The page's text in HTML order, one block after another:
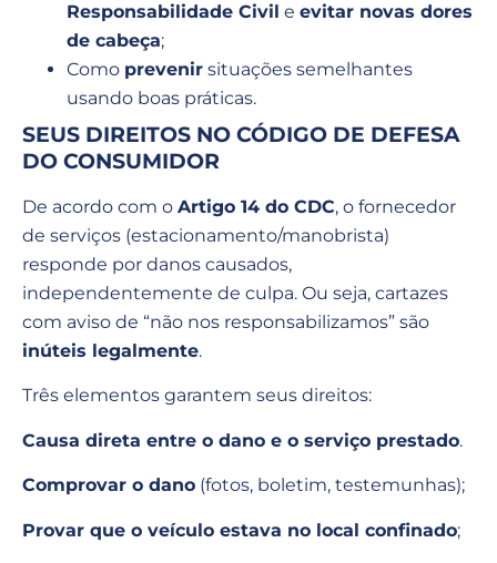
Responsabilidade Civil e evitar novas dores
de cabeça;
Como prevenir situações semelhantes
usando boas práticas.
SEUS DIREITOS NO CÓDIGO DE DEFESA
DO CONSUMIDOR
De acordo com o Artigo 14 do CDC, o fornecedor
de serviços (estacionamento/manobrista)
responde por danos causados,
independentemente de culpa. Ou seja, cartazes
com aviso de “não nos responsabilizamos” são
inúteis legalmente.
Três elementos garantem seus direitos:
Causa direta entre o dano e o serviço prestado.
Comprovar o dano (fotos, boletim, testemunhas);
Provar que o veículo estava no local confinado;